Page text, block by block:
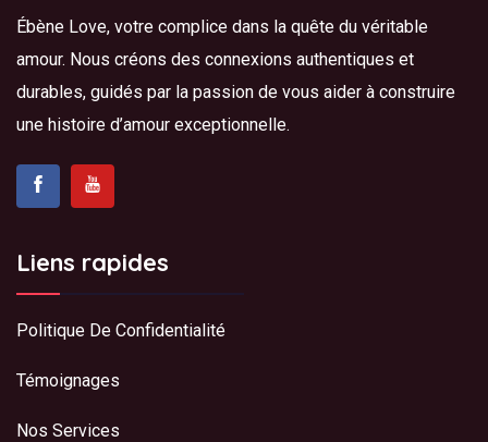
Ébène Love, votre complice dans la quête du véritable
amour. Nous créons des connexions authentiques et
durables, guidés par la passion de vous aider à construire
une histoire d’amour exceptionnelle.
Liens rapides
Politique De Confidentialité
Témoignages
Nos Services